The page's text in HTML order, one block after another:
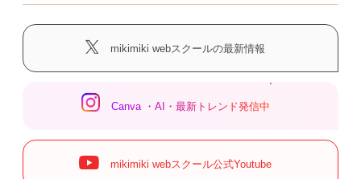
mikimiki webスクールの最新情報
Canva ・AI・最新トレンド発信中
mikimiki webスクール公式Youtube